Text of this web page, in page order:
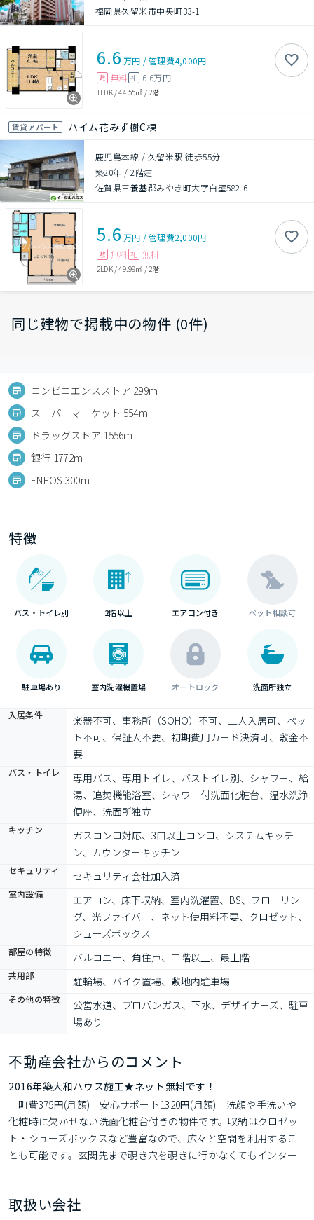
福岡県久留米市中央町33-1
6.6 万円 /管理費4,000円
敷 無料 礼 6.6万円
1LDK/44.55㎡ / 2階
賃貸アパート ハイム花みず樹C棟
鹿児島本線 / 久留米駅 徒歩55分
築20年 /2階建
佐賀県三養基郡みやき町大字白壁582-6
5.6 万円 /管理費2,000円
敷 無料 礼 無料
2LDK/49.99㎡ / 2階
同じ建物で掲載中の物件 (0件)
コンビニエンスストア 299m
スーパーマーケット 554m
ドラッグストア 1556m
銀行 1772m
ENEOS 300m
特徴
バス・トイレ別 2階以上 エアコン付き ペット相談可
駐車場あり 室内洗濯機置場 オートロック 洗面所独立
入居条件
楽器不可、事務所（SOHO）不可、二人入居可、ペッ
ト不可、保証人不要、初期費用カード決済可、敷金不
要
バス・トイレ
専用バス、専用トイレ、バストイレ別、シャワー、給
湯、追焚機能浴室、シャワー付洗面化粧台、温水洗浄
便座、洗面所独立
キッチン
ガスコンロ対応、3口以上コンロ、システムキッチ
ン、カウンターキッチン
セキュリティ セキュリティ会社加入済
室内設備
エアコン、床下収納、室内洗濯置、BS、フローリン
グ、光ファイバー、ネット使用料不要、クロゼット、
シューズボックス
部屋の特徴 バルコニー、角住戸、二階以上、最上階
共用部 駐輪場、バイク置場、敷地内駐車場
その他の特徴
公営水道、プロパンガス、下水、デザイナーズ、駐車
場あり
不動産会社からのコメント
2016年築大和ハウス施工★ネット無料です！
町費375円(月額)　安心サポート1320円(月額)　洗顔や手洗いや
化粧時に欠かせない洗面化粧台付きの物件です。収納はクロゼッ
ト・シューズボックスなど豊富なので、広々と空間を利用するこ
とも可能です。玄関先まで覗き穴を覗きに行かなくてもインター
件です。駐車場がある物件です。現在空きがあります。
取扱い会社